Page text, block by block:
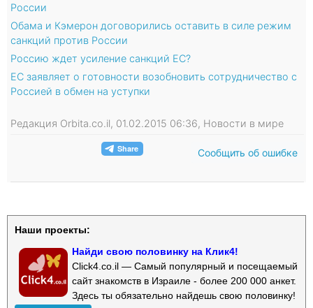
России
Обама и Кэмерон договорились оставить в силе режим
санкций против России
Россию ждет усиление санкций ЕС?
ЕС заявляет о готовности возобновить сотрудничество с
Россией в обмен на уступки
Редакция Orbita.co.il, 01.02.2015 06:36, Новости в мире
Сообщить об ошибке
Наши проекты:
Найди свою половинку на Клик4!
Click4.co.il — Самый популярный и посещаемый
сайт знакомств в Израиле - более 200 000 анкет.
Здесь ты обязательно найдешь свою половинку!